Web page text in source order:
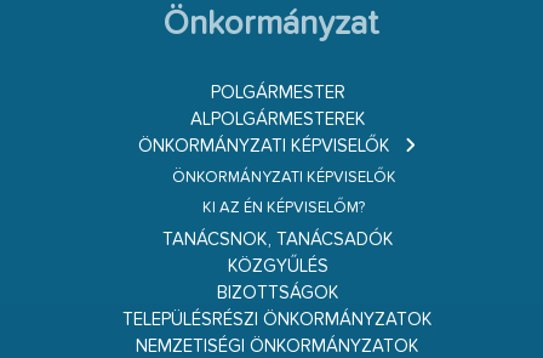
Önkormányzat
POLGÁRMESTER
ALPOLGÁRMESTEREK
ÖNKORMÁNYZATI KÉPVISELŐK
ÖNKORMÁNYZATI KÉPVISELŐK
KI AZ ÉN KÉPVISELŐM?
TANÁCSNOK, TANÁCSADÓK
KÖZGYŰLÉS
BIZOTTSÁGOK
TELEPÜLÉSRÉSZI ÖNKORMÁNYZATOK
NEMZETISÉGI ÖNKORMÁNYZATOK